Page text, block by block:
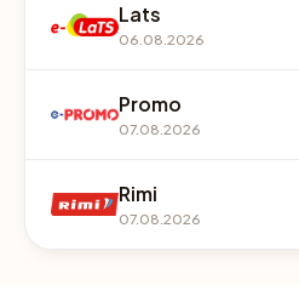
Lats
06.08.2026
Promo
07.08.2026
Rimi
07.08.2026